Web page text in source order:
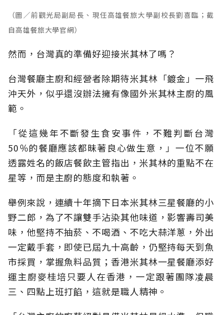
（圖／前觀光局副局長、現任高雄餐旅大學副校長劉喜臨；截
自高雄餐旅大學官網）
然而，台灣真的準備好迎接米其林了嗎？
台灣餐廳主廚和經營者除期待米其林「鍍金」一飛
沖天外，似乎還沒辦法擁有像國外米其林主廚的風
範。
「從這幾年不斷發生食安事件，不難判斷台灣
50％的餐廳應該都昧著良心做生意，」一位不願
透露姓名的飯店餐飲主管指出，米其林的重點不在
星等，而是主廚的態度和執著。
舉例來說，連續十年摘下日本米其林三星餐廳的小
野二郎，為了不讓雙手沾染其他味道，影響壽司美
味，他堅持不抽菸、不喝酒、不吃大蒜洋蔥，外出
一定戴手套，即使已屆九十高齡，仍堅持每天到魚
市採買，掌握魚料品質；香港米其林一星餐廳添好
運主廚麥桂培只要人在香港，一定跟著團隊凌晨
三、四點上班打餡，這就是職人精神。